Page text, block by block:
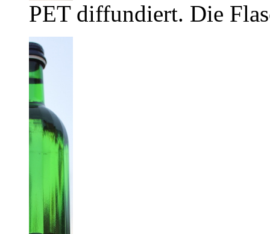
PET diffundiert. Die